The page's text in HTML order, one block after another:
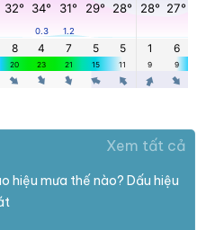
Xem tất cả
hiệu mưa thế nào? Dấu hiệu